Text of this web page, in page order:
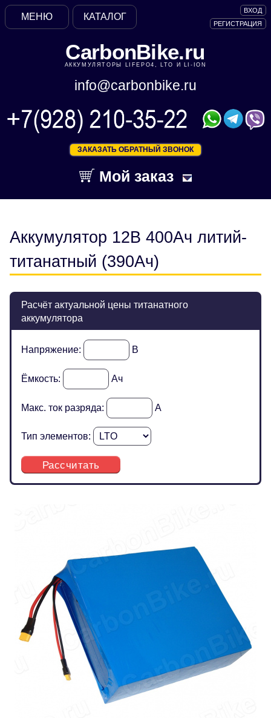
CarbonBike.ru
АККУМУЛЯТОРЫ LIFEPO4, LTO И LI-ION
info@carbonbike.ru
ЗАКАЗАТЬ ОБРАТНЫЙ ЗВОНОК
Мой заказ
ВХОД
РЕГИСТРАЦИЯ
КАТАЛОГ
МЕНЮ
Аккумулятор 12В 400Ач литий-
титанатный (390Ач)
Расчёт актуальной цены титанатного
аккумулятора
Напряжение: В
Ёмкость: Ач
Макс. ток разряда: А
Тип элементов:
Рассчитать